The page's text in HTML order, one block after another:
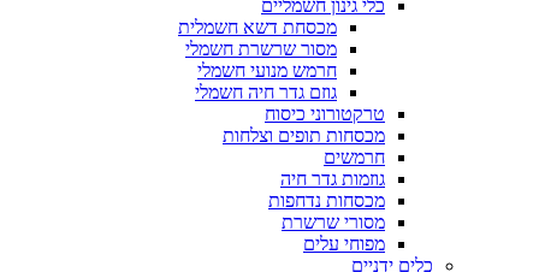
כלי גינון חשמליים
מכסחת דשא חשמלית
מסור שרשרת חשמלי
חרמש מנועי חשמלי
גוזם גדר חיה חשמלי
טרקטורוני כיסוח
מכסחות תופים וצלחות
חרמשים
גוזמות גדר חיה
מכסחות נדחפות
מסורי שרשרת
מפוחי עלים
כלים ידניים